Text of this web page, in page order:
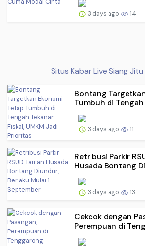
3 days ago 14
Situs Kabar Live Siang Jitu
Bontang
Tumbuh di Tengah
3 days ago 11
Retribusi Parkir
Husada Bontang
3 days ago 13
Cekcok dengan
Perempuan di